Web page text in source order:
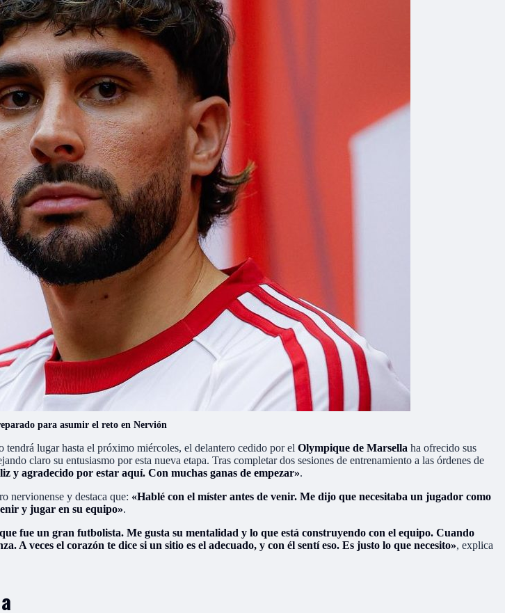
para asumir el reto en Nervión
tendrá lugar hasta el próximo miércoles, el delantero cedido por el Olympique de Marsella ha ofrecido sus
claro su entusiasmo por esta nueva etapa. Tras completar dos sesiones de entrenamiento a las órdenes de
y agradecido por estar aquí. Con muchas ganas de empezar».
nervionense y destaca que: «Hablé con el míster antes de venir. Me dijo que necesitaba un jugador como
y jugar en su equipo».
fue un gran futbolista. Me gusta su mentalidad y lo que está construyendo con el equipo. Cuando
veces el corazón te dice si un sitio es el adecuado, y con él sentí eso. Es justo lo que necesito», explica